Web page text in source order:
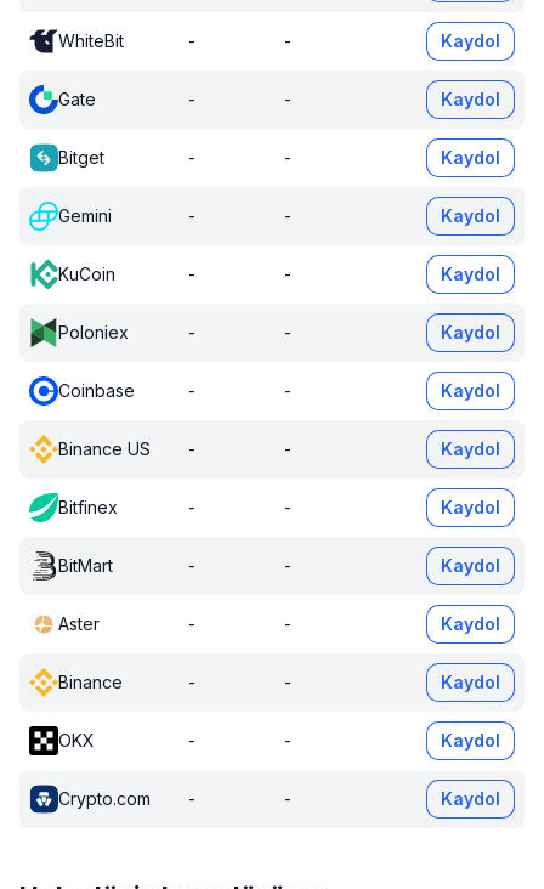
WhiteBit - - Kaydol
Gate - - Kaydol
Bitget - - Kaydol
Gemini - - Kaydol
KuCoin - - Kaydol
Poloniex - - Kaydol
Coinbase - - Kaydol
Binance US - - Kaydol
Bitfinex - - Kaydol
BitMart - - Kaydol
Aster - - Kaydol
Binance - - Kaydol
OKX - - Kaydol
Crypto.com - - Kaydol